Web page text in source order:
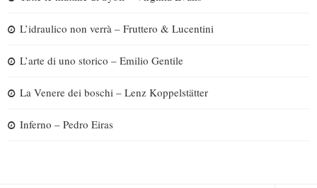
L’idraulico non verrà – Fruttero & Lucentini
L’arte di uno storico – Emilio Gentile
La Venere dei boschi – Lenz Koppelstätter
Inferno – Pedro Eiras